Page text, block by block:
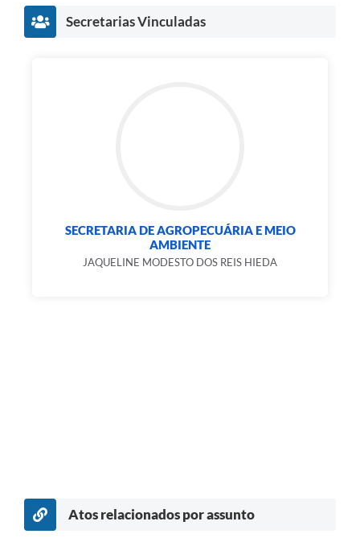
Secretarias Vinculadas
SECRETARIA DE AGROPECUÁRIA E MEIO
AMBIENTE
JAQUELINE MODESTO DOS REIS HIEDA
Atos relacionados por assunto